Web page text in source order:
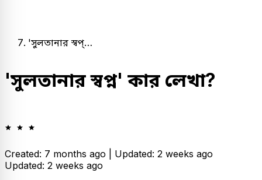
'সুলতানার স্বপ্…
'সুলতানার স্বপ্ন' কার লেখা?
Created: 7 months ago | Updated: 2 weeks ago
Updated: 2 weeks ago